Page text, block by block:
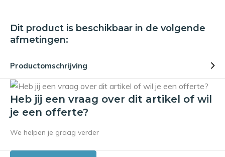
Dit product is beschikbaar in de volgende
afmetingen:
Productomschrijving
Heb jij een vraag over dit artikel of wil
je een offerte?
We helpen je graag verder